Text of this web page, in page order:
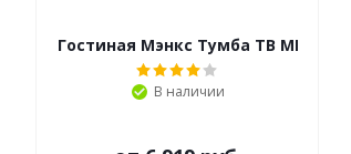
Гостиная Мэнкс Тумба ТВ МГТ-2
В наличии